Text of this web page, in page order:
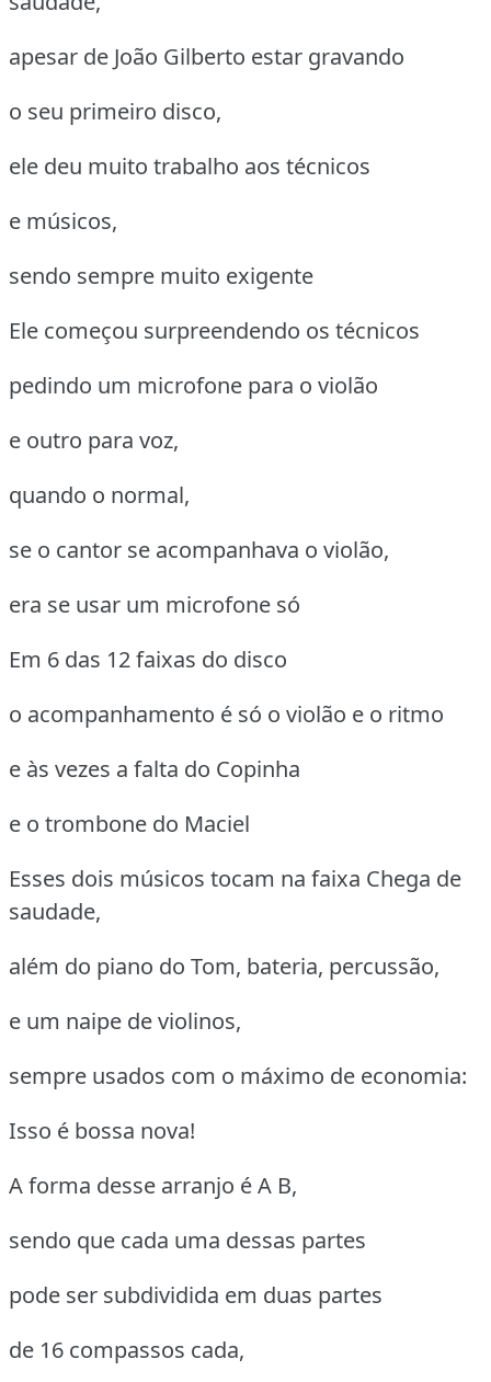
apesar de João Gilberto estar gravando
o seu primeiro disco,
ele deu muito trabalho aos técnicos
e músicos,
sendo sempre muito exigente
Ele começou surpreendendo os técnicos
pedindo um microfone para o violão
e outro para voz,
quando o normal,
se o cantor se acompanhava o violão,
era se usar um microfone só
Em 6 das 12 faixas do disco
o acompanhamento é só o violão e o ritmo
e às vezes a falta do Copinha
e o trombone do Maciel
Esses dois músicos tocam na faixa Chega de
saudade,
além do piano do Tom, bateria, percussão,
e um naipe de violinos,
sempre usados com o máximo de economia:
Isso é bossa nova!
A forma desse arranjo é A B,
sendo que cada uma dessas partes
pode ser subdividida em duas partes
de 16 compassos cada,